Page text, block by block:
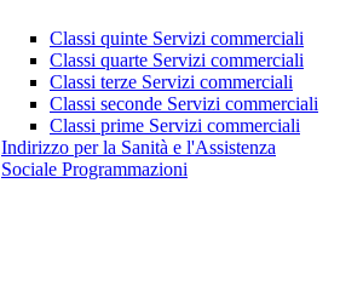
Classi quinte Servizi commerciali
Classi quarte Servizi commerciali
Classi terze Servizi commerciali
Classi seconde Servizi commerciali
Classi prime Servizi commerciali
Indirizzo per la Sanità e l'Assistenza
Sociale Programmazioni